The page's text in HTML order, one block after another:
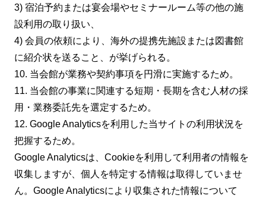
3) 宿泊予約または宴会場やセミナールーム等の他の施
設利用の取り扱い、
4) 会員の依頼により、海外の提携先施設または図書館
に紹介状を送ること、が挙げられる。
10. 当会館が業務や契約事項を円滑に実施するため。
11. 当会館の事業に関連する短期・長期を含む人材の採
用・業務委託先を選定するため。
12. Google Analyticsを利用した当サイトの利用状況を
把握するため。
Google Analyticsは、Cookieを利用して利用者の情報を
収集しますが、個人を特定する情報は取得していませ
ん。Google Analyticsにより収集された情報について